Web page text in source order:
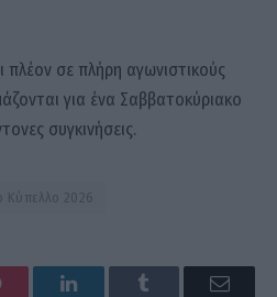
σε πλήρη αγωνιστικούς
για ένα Σαββατοκύριακο
συγκινήσεις.
Κύπελλο 2026